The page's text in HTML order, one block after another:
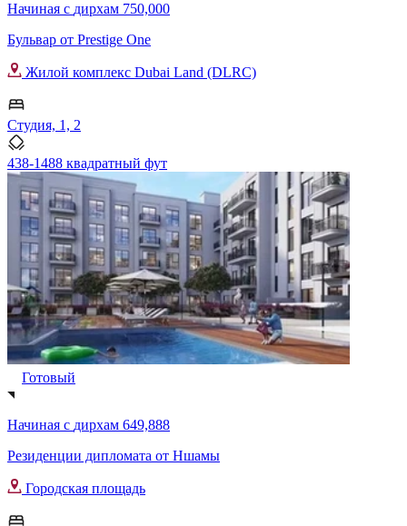
Начиная с дирхам 750,000
Бульвар от Prestige One
Жилой комплекс Dubai Land (DLRC)
Студия, 1, 2
438-1488 квадратный фут
Готовый
Начиная с дирхам 649,888
Резиденции дипломата от Ншамы
Городская площадь